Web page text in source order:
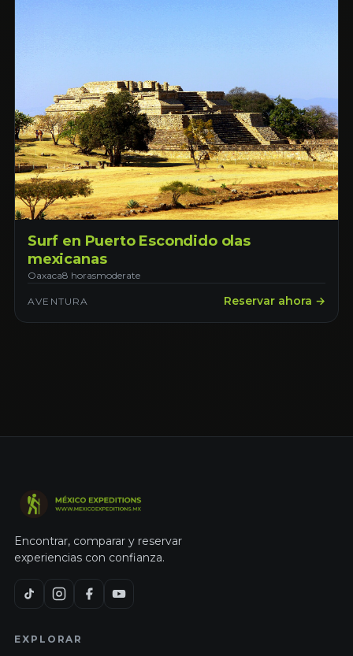
Surf en Puerto Escondido olas
mexicanas
Oaxaca8 horasmoderate
AVENTURA Reservar ahora →
Encontrar, comparar y reservar
experiencias con confianza.
EXPLORAR